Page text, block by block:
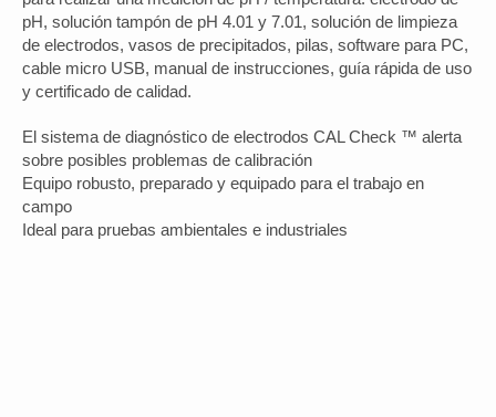
pH, solución tampón de pH 4.01 y 7.01, solución de limpieza
de electrodos, vasos de precipitados, pilas, software para PC,
cable micro USB, manual de instrucciones, guía rápida de uso
y certificado de calidad.
El sistema de diagnóstico de electrodos CAL Check ™ alerta
sobre posibles problemas de calibración
Equipo robusto, preparado y equipado para el trabajo en
campo
Ideal para pruebas ambientales e industriales